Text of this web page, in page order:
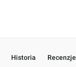
Historia Recenzje